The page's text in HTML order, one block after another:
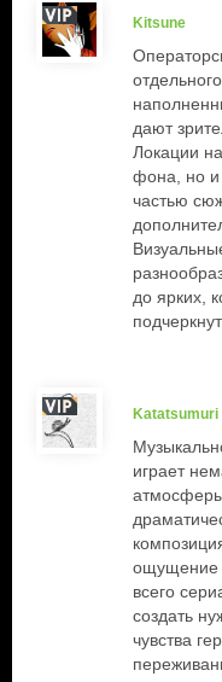
Kitsune
дают
Локации
фона, но и
частью
до ярких,
Katatsumuri
играет
ощущение
всего
создать
чувства